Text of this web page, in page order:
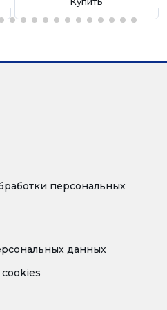
персональных
данных